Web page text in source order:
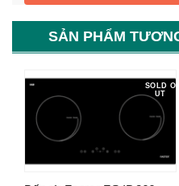
SẢN PHẨM
SOLD O
UT